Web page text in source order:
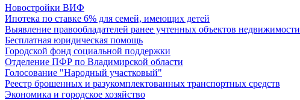
Новостройки ВИФ
Ипотека по ставке 6% для семей, имеющих детей
Выявление правообладателей ранее учтенных объектов недвижимости
Бесплатная юридическая помощь
Городской фонд социальной поддержки
Отделение ПФР по Владимирской области
Голосование "Народный участковый"
Реестр брошенных и разукомплектованных транспортных средств
Экономика и городское хозяйство